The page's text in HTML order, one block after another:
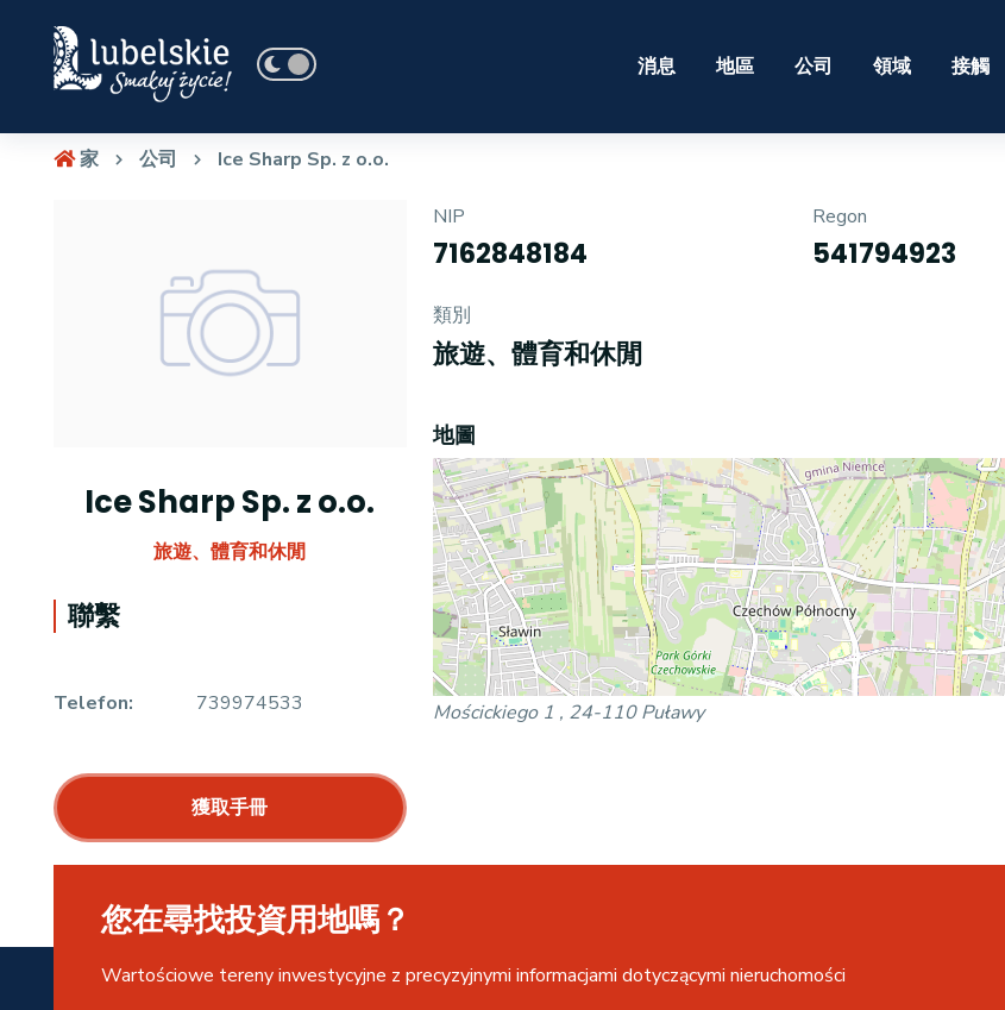
消息 地區 公司 領域 接觸
家 公司 Ice Sharp Sp. z o.o.
Ice Sharp Sp. z o.o.
旅遊、體育和休閒
聯繫
Telefon: 739974533
獲取手冊
NIP
7162848184
Regon
541794923
類別
旅遊、體育和休閒
地圖
Mościckiego 1 , 24-110 Puławy
您在尋找投資用地嗎？
Wartościowe tereny inwestycyjne z precyzyjnymi informacjami dotyczącymi nieruchomości